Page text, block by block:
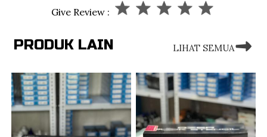
Give Review :
PRODUK LAIN LIHAT SEMUA